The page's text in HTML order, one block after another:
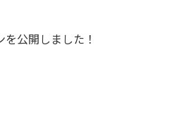
公開しました！